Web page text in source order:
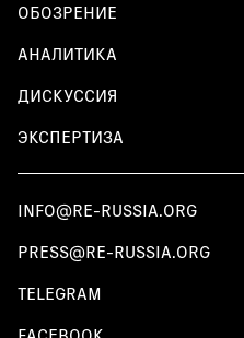
ОБОЗРЕНИЕ
АНАЛИТИКА
ДИСКУССИЯ
ЭКСПЕРТИЗА
INFO@RE-RUSSIA.ORG
PRESS@RE-RUSSIA.ORG
TELEGRAM